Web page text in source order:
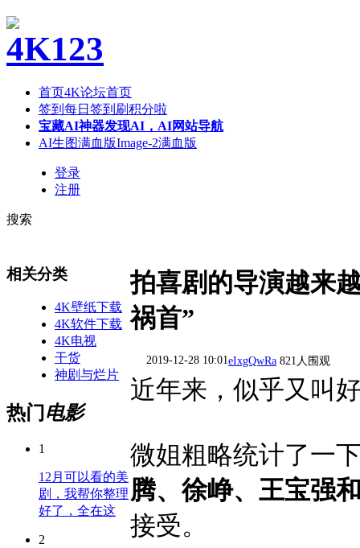
首页4K论坛首页
签到 每日签到刷积分啦
宝藏AI神器发现AI，AI网站导航
AI生图满血版Image-2满血版
登录
注册
搜索
拍喜剧的导演越来
祸首”
eIxgQwRa
2019-12-28 10:01 821人围观
近年来，似乎又叫
微姐粗略统计了一
腾、徐峥、王宝强
接受。
相关分类
4K壁纸下载
4K软件下载
4K电视
干货
神剧与烂片
热门 电影
1
12月可以看的美
剧，我帮你整理
好了，全在这
2